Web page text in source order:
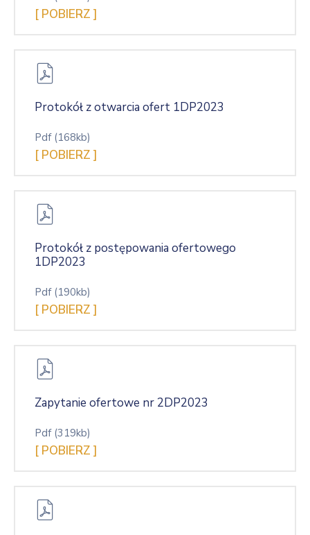
[ POBIERZ ]
Protokół z otwarcia ofert 1DP2023
Pdf (168kb)
[ POBIERZ ]
Protokół z postępowania ofertowego
1DP2023
Pdf (190kb)
[ POBIERZ ]
Zapytanie ofertowe nr 2DP2023
Pdf (319kb)
[ POBIERZ ]